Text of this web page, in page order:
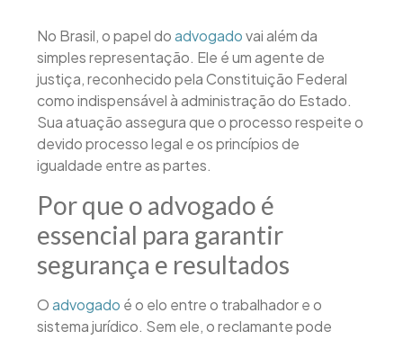
No Brasil, o papel doadvogadovai além da
simples representação. Ele é um agente de
justiça, reconhecido pela Constituição Federal
como indispensável à administração do Estado.
Sua atuação assegura que o processo respeite o
devido processo legal e os princípios de
igualdade entre as partes.
Por que o advogado é
essencial para garantir
segurança e resultados
Oadvogado é o elo entre o trabalhador e o
sistema jurídico. Sem ele, o reclamante pode